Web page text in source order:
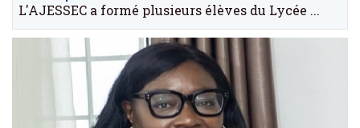
L'AJESSEC a formé plusieurs élèves du Lycée ...